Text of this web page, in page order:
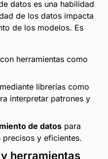
datos es una habilidad
de los datos impacta
de los modelos. Es
con herramientas como
mediante librerías como
interpretar patrones y
de datos para
y eficientes.
herramientas